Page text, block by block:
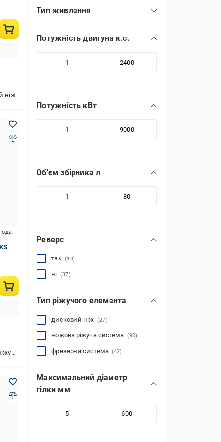
ніж
Тип живлення
акумулятор(1)
Потужність двигуна к.с.
Потужність кВт
Об'єм збірника л
Реверс
так(18)
ні (37)
Тип ріжучого елемента
дисковий ніж (27)
ножова ріжуча система (90)
фрезерна система (42)
Максимальний діаметр
гілки мм